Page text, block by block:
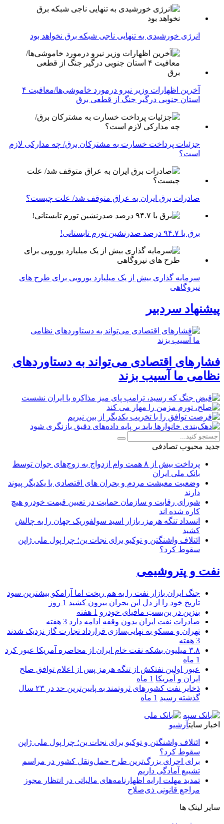
انرژی خورشیدی به تنهایی ناجی شبکه برق نخواهد بود
آخرین اظهارات وزیر نیرو درمورد خاموشی‌ها/معافیت ۴
استان جنوبی درگیر جنگ از قطعی برق
جزئیات پرداخت خسارت به مشترکان برق/ چه مدارکی لازم
است؟
صادرات برق ایران به عراق متوقف شد/ علت چیست؟
برق با ۹۴.۷ درصد صدرنشین تورم تابستانی!
سرمایه گذاری بیش از یک میلیارد یورویی برای طرح های
نیروگاهی
پیشنهاد سردبیر
فشارهای اقتصادی می‌تواند به دستاوردهای
نظامی ما آسیب بزند
جدید محبوب تصادفی
پرداخت بیش از ۸ همت وام ازدواج به زوج‌های جوان توسط
بانک ملی ایران
وضعیت معیشت مردم و بحران های اقتصادی با یکدیگر پیوند
دارند
شورای رقابت و سازمان حمایت در تعیین قیمت خودرو هیچ
کاره شده اند
انسداد تنگه هرمز، بازار اسید سولفوریک جهان را به چالش
کشید
ائتلاف واشنگتن و توکیو برای نجات ین؛ چرا پول ملی ژاپن
سقوط کرد؟
نفت و پتروشیمی
جنگ ایران بازار نفت را به هم ریخت اما آرامکو بیشترین سود
تاریخ خود را از دل این بحران بیرون کشید 1 روز
بنزین در بن‌بستِ مافیای خودرو 1 هفته
صادرات نفت ایران بدون وقفه ادامه دارد 3 هفته
تهران و مسکو به نهایی‌سازی قرارداد تجارت گاز نزدیک شدند
3 هفته
۳.۸ میلیون بشکه نفت خام ایران از محاصره آمریکا عبور کرد
1 ماه
عبور اولین نفتکش از تنگه هرمز پس از اعلام توافق صلح
ایران و آمریکا 1 ماه
ذخایر نفت کشورهای ثروتمند به پایین‌ترین حد در ۲۳ سال
گذشته رسید 1 ماه
اخبار سایتآرشیو
ائتلاف واشنگتن و توکیو برای نجات ین؛ چرا پول ملی ژاپن
سقوط کرد؟
برای اجرای بزرگ‌ترین طرح حمل‌ونقل کشور در مراسم
تشییع آمادگی داریم
تمدید مهلت ارایه اظهارنامه‌های مالیاتی در انتظار مجوز
مراجع قانونی ذی‌‏صلاح
سایر لینک ها